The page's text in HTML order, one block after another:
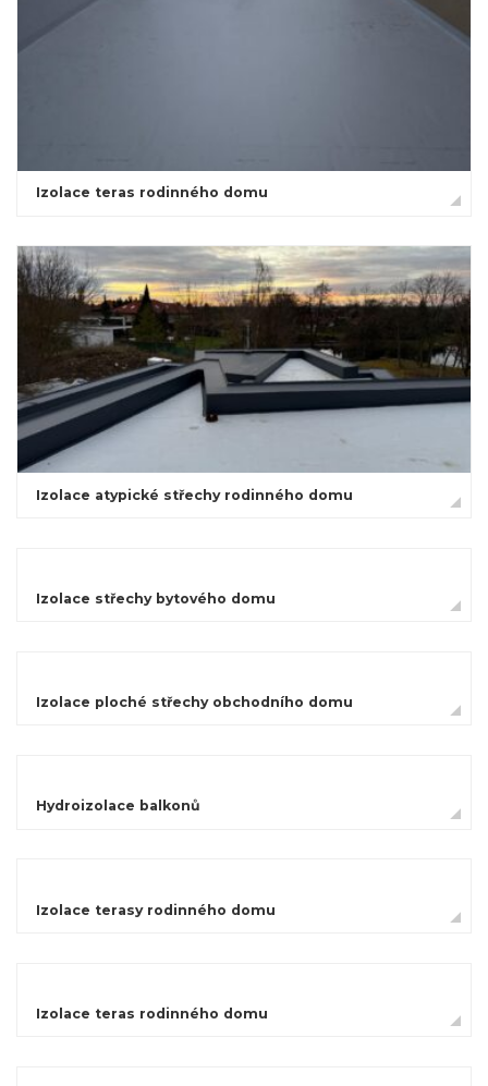
Izolace teras rodinného domu
Izolace atypické střechy rodinného domu
Izolace střechy bytového domu
Izolace ploché střechy obchodního domu
Hydroizolace balkonů
Izolace terasy rodinného domu
Izolace teras rodinného domu